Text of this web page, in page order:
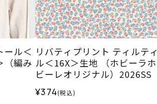
ール＜
（編み
リバティプリント ティルティ
ル＜16X＞生地 （ホビーラホ
ビーレオリジナル）2026SS
¥374(税込)